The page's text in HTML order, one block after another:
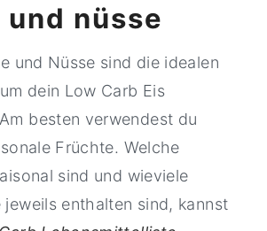
nüsse
und Nüsse sind die idealen
dein Low Carb Eis
besten verwendest du
Früchte. Welche
sind und wieviele
enthalten sind, kannst